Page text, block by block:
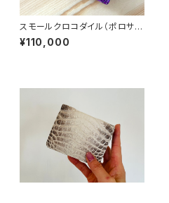
スモールクロコダイル（ポロサ
ス） 二つ折り コンパクトウォ
レット パープルブラック
¥110,000